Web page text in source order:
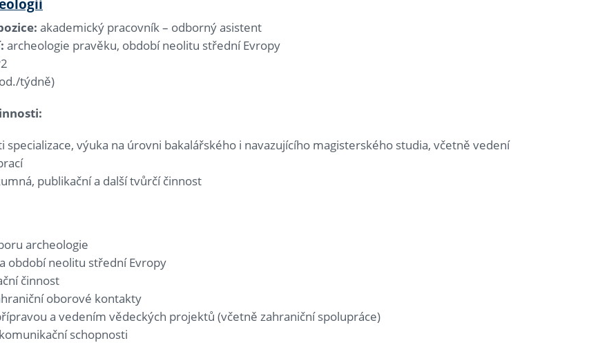
akademický pracovník – odborný asistent
archeologie pravěku, období neolitu střední Evropy
týdně)
specializace, výuka na úrovni bakalářského i navazujícího magisterského studia, včetně vedení
publikační a další tvůrčí činnost
archeologie
období neolitu střední Evropy
činnost
oborové kontakty
a vedením vědeckých projektů (včetně zahraniční spolupráce)
schopnosti